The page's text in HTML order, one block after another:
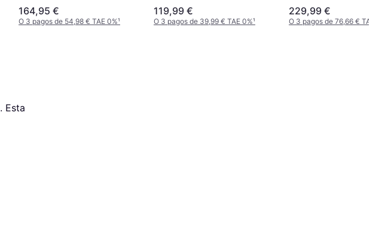
164,95 €
O 3 pagos de 54,98 € TAE 0%¹
119,99 €
O 3 pagos de 39,99 € TAE 0%¹
229,99 €
O 3 pagos de 76,66 € TAE 0%
. Esta